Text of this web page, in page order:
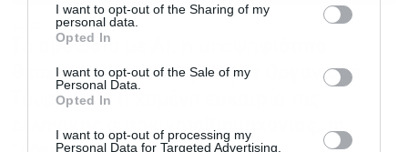
I want to opt-out of the Sharing of my
personal data.
Opted In
I want to opt-out of the Sale of my
Personal Data.
Opted In
I want to opt-out of processing my
Personal Data for Targeted Advertising.
GAME OVER 30.10.2024 - 07:55
Τα αμοιβαία με AI, η υποψηφιότητα
Θεοχάρη για τον Παγκόσμιο Οργανισμό
Τουρισμού, η χαμένη ευκαιρία της
ελληνικής αυτοκινητοβιομηχανίας, το